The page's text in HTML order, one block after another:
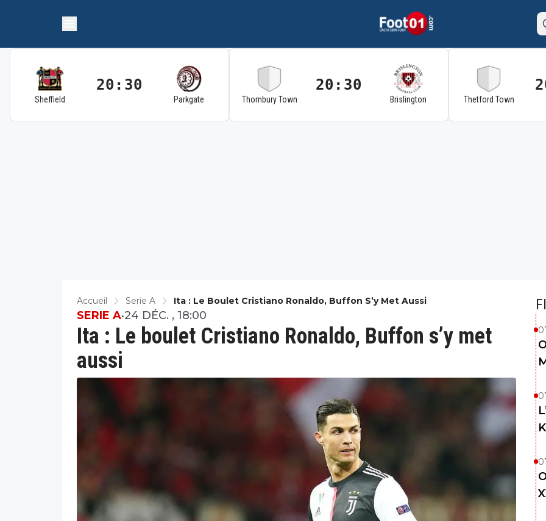
Sheffield
20:30
Parkgate Thornbury Town
20:30
Brislington Thetford Town
Accueil Serie A Ita : Le Boulet Cristiano Ronaldo, Buffon S’y Met Aussi
Ita : Le boulet Cristiano Ronaldo, Buffon s’y met
aussi
SERIE A•24 DÉC. , 18:00